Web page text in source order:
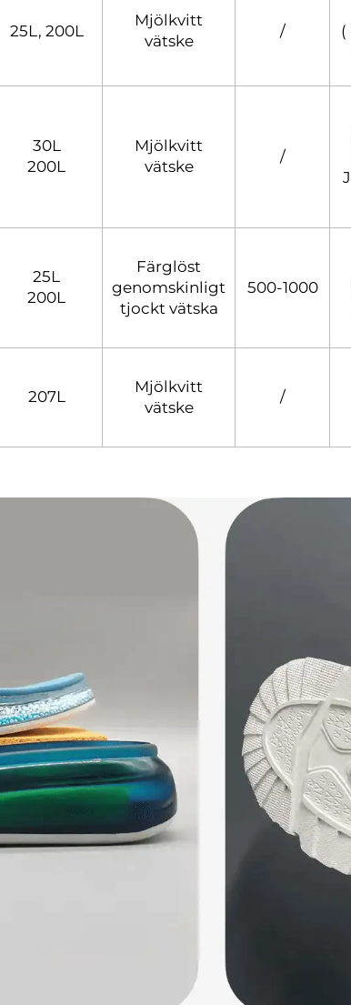
25L, 200L
Mjölkvitt
vätske
/
(
30L
200L
Mjölkvitt
vätske
/
25L
200L
Färglöst
genomskinligt
tjockt vätska
500-1000
207L
Mjölkvitt
vätske
/